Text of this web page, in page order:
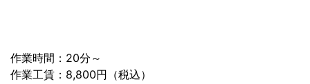
作業時間：20分～
作業工賃：8,800円（税込）